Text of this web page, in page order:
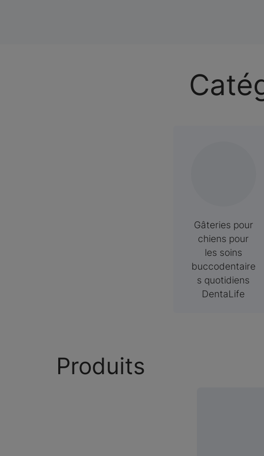
Gâteries pour
chiens pour
les soins
buccodentaire
s quotidiens
DentaLife
Produits